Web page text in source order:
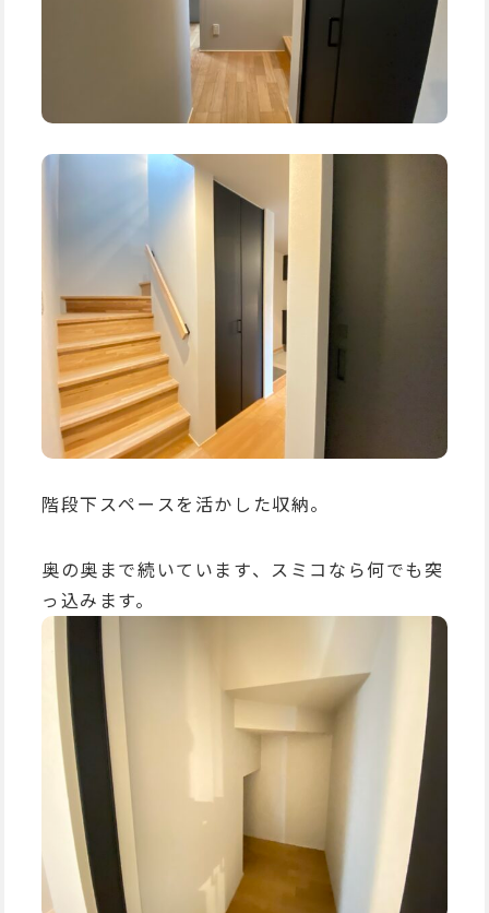
階段下スペースを活かした収納。
奥の奥まで続いています、スミコなら何でも突
っ込みます。